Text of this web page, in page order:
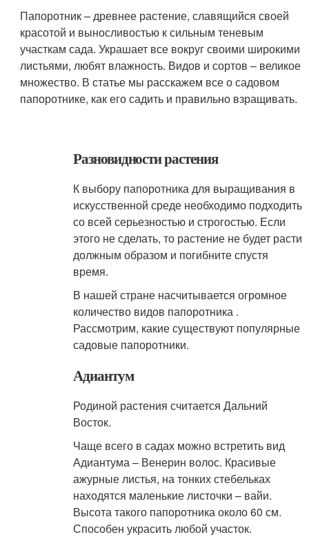
Папоротник – древнее растение, славящийся своей
красотой и выносливостью к сильным теневым
участкам сада. Украшает все вокруг своими широкими
листьями, любят влажность. Видов и сортов – великое
множество. В статье мы расскажем все о садовом
папоротнике, как его садить и правильно взращивать.
Разновидности растения
К выбору папоротника для выращивания в
искусственной среде необходимо подходить
со всей серьезностью и строгостью. Если
этого не сделать, то растение не будет расти
должным образом и погибните спустя
время.
В нашей стране насчитывается огромное
количество видов папоротника .
Рассмотрим, какие существуют популярные
садовые папоротники.
Адиантум
Родиной растения считается Дальний
Восток.
Чаще всего в садах можно встретить вид
Адиантума – Венерин волос. Красивые
ажурные листья, на тонких стебельках
находятся маленькие листочки – вайи.
Высота такого папоротника около 60 см.
Способен украсить любой участок.